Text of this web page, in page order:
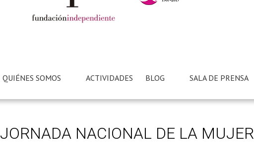
QUIÉNES SOMOS ACTIVIDADES BLOG SALA DE PRENSA
JORNADA NACIONAL DE LA MUJER